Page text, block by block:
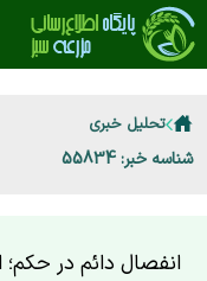
تحلیل خبری
شناسه خبر: 55834
انفصال دائم در